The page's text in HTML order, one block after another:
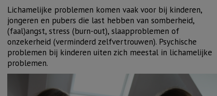
Lichamelijke problemen komen vaak voor bij kinderen,
jongeren en pubers die last hebben van somberheid,
(faal)angst, stress (burn-out), slaapproblemen of
onzekerheid (verminderd zelfvertrouwen). Psychische
problemen bij kinderen uiten zich meestal in lichamelijke
problemen.